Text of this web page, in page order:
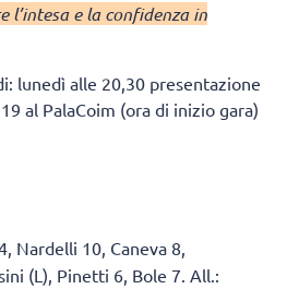
l’intesa e la confidenza in
lunedì alle 20,30 presentazione
al PalaCoim (ora di inizio gara)
Nardelli 10, Caneva 8,
(L), Pinetti 6, Bole 7. All.: